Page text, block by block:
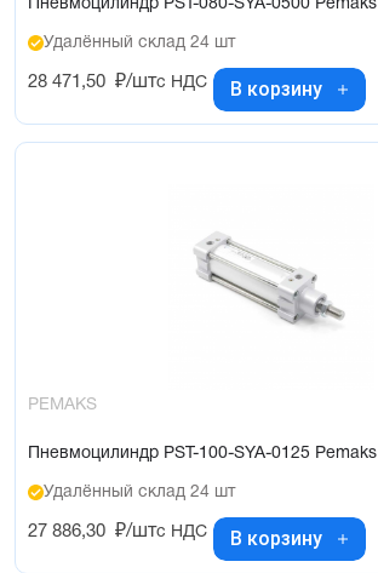
Пневмоцилиндр PST-080-SYA-0500 Pemaks
Удалённый склад 24 шт
28 471,50 ₽/штс НДС В корзину
PEMAKS
Пневмоцилиндр PST-100-SYA-0125 Pemaks
Удалённый склад 24 шт
27 886,30 ₽/штс НДС В корзину